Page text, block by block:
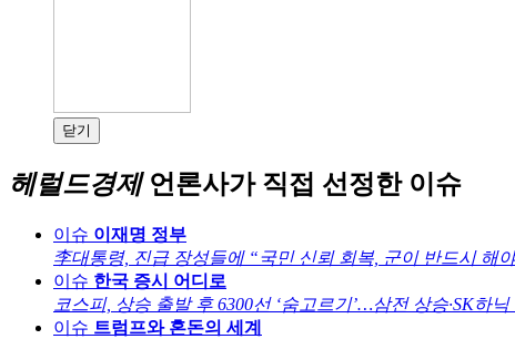
닫기
헤럴드경제언론사가 직접 선정한 이슈
이슈 이재명 정부
李대통령, 진급 장성들에 “국민 신뢰 회복, 군이 반드시 해
이슈 한국 증시 어디로
코스피, 상승 출발 후 6300선 ‘숨고르기’…삼전 상승·SK하
이슈 트럼프와 혼돈의 세계